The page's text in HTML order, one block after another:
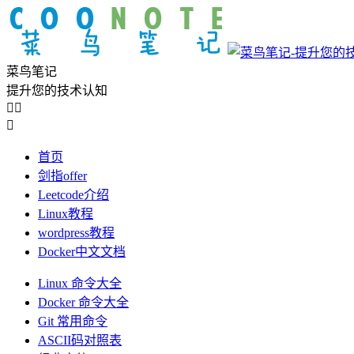
菜鸟笔记
提升您的技术认知
 

首页
剑指offer
Leetcode介绍
Linux教程
wordpress教程
Docker中文文档
Linux 命令大全
Docker 命令大全
Git 常用命令
ASCII码对照表